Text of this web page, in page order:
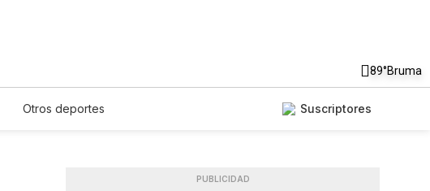
89°Bruma
Otros deportes Suscriptores
PUBLICIDAD